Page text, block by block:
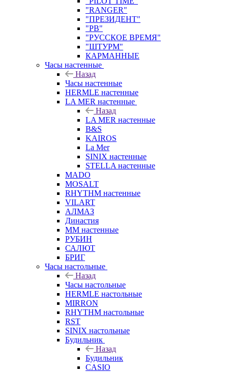
"RANGER"
"ПРЕЗИДЕНТ"
"РВ"
"РУССКОЕ ВРЕМЯ"
"ШТУРМ"
КАРМАННЫЕ
Часы настенные
Назад
Часы настенные
HERMLE настенные
LA MER настенные
Назад
LA MER настенные
B&S
KAIROS
La Mer
SINIX настенные
STELLA настенные
MADO
MOSALT
RHYTHM настенные
VILART
АЛМАЗ
Династия
ММ настенные
РУБИН
САЛЮТ
БРИГ
Часы настольные
Назад
Часы настольные
HERMLE настольные
MIRRON
RHYTHM настольные
RST
SINIX настольные
Будильник
Назад
Будильник
CASIO